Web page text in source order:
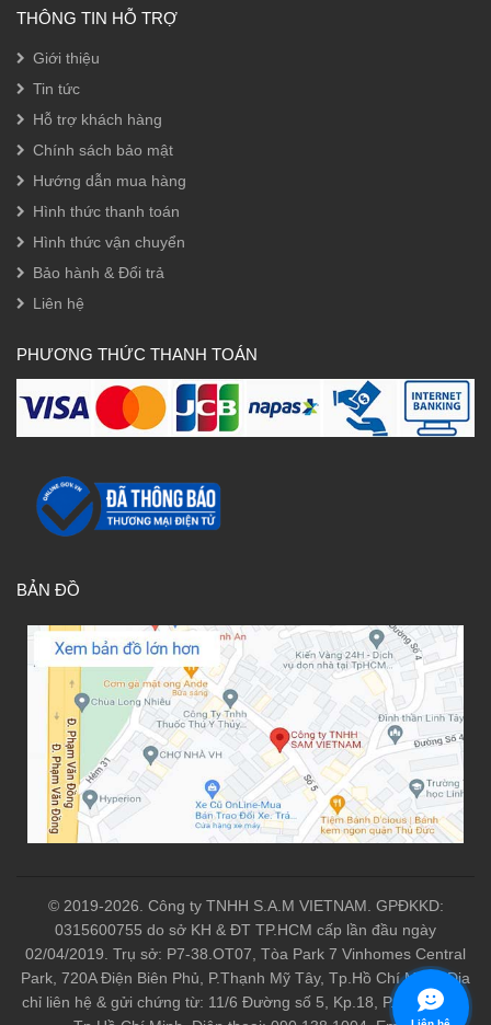
THÔNG TIN HỖ TRỢ
Giới thiệu
Tin tức
Hỗ trợ khách hàng
Chính sách bảo mật
Hướng dẫn mua hàng
Hình thức thanh toán
Hình thức vận chuyển
Bảo hành & Đổi trả
Liên hệ
PHƯƠNG THỨC THANH TOÁN
BẢN ĐỒ
© 2019-2026. Công ty TNHH S.A.M VIETNAM. GPĐKKD:
0315600755 do sở KH & ĐT TP.HCM cấp lần đầu ngày
02/04/2019. Trụ sở: P7-38.OT07, Tòa Park 7 Vinhomes Central
Park, 720A Điện Biên Phủ, P.Thạnh Mỹ Tây, Tp.Hồ Chí Minh. Địa
chỉ liên hệ & gửi chứng từ: 11/6 Đường số 5, Kp.18, P.Linh Xuân,